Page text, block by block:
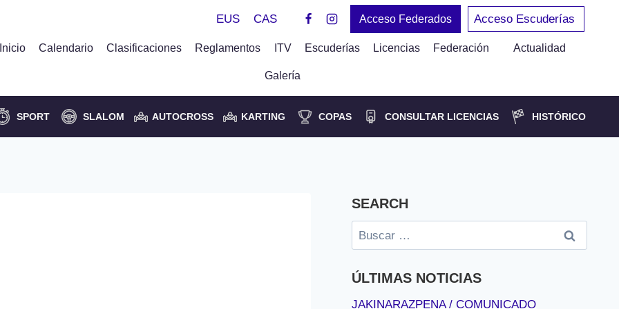
EUS CAS Acceso Federados Acceso Escuderías
Inicio Calendario Clasificaciones Reglamentos ITV Escuderías Licencias Federación Actualidad
Galería
SPORT SLALOM AUTOCROSS KARTING COPAS CONSULTAR LICENCIAS HISTÓRICO
SEARCH
Buscar:
ÚLTIMAS NOTICIAS
JAKINARAZPENA / COMUNICADO